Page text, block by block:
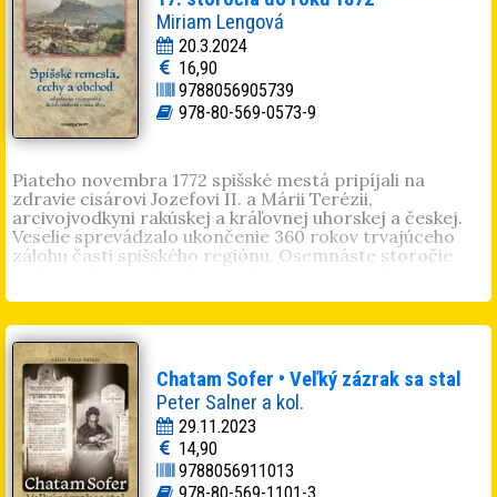
Miriam Lengová
20.3.2024
16,90
9788056905739
978-80-569-0573-9
Piateho novembra 1772 spišské mestá pripíjali na
zdravie cisárovi Jozefovi II. a Márii Terézii,
arcivojvodkyni rakúskej a kráľovnej uhorskej a českej.
Veselie sprevádzalo ukončenie 360 rokov trvajúceho
zálohu časti spišského regiónu. Osemnáste storočie
odriekania. Boje medzi vojskami protihabsbursky
orientovanej uhorskej šľachty, osmanskými plukmi
a cisárskou armádou ako aj násilná rekatolizácia
významne zasiahlli do politického, náboženského
a hospodárskeho vývoja spišského regiónu. Mier, ktorý
v roku 1711 ukončil boje, prišiel v pravý čas. Spišské
mestá rozkvitli, znova sa v nich rozprúdili remeslá a
obchod, pôsobili v nich významní obchodníci,
remeselníci a umelci európskeho formátu – zlatník Ján
Chatam Sofer • Veľký zázrak sa stal
Peter Salner a kol.
29.11.2023
14,90
9788056911013